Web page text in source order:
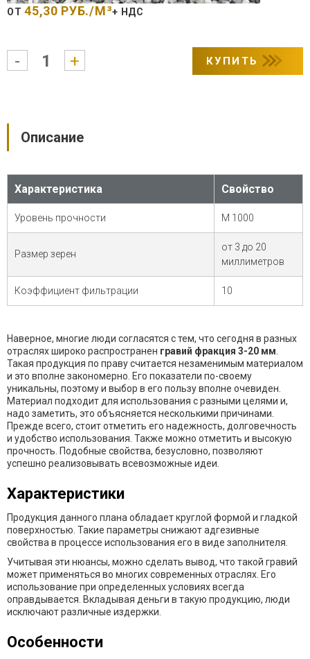
ОТ45,30 РУБ./М³+ НДС
-
Количество
товара
Гравий
+ КУПИТЬ
Описание
Характеристика Свойство
Уровень прочности М 1000
Размер зерен
от 3 до 20
миллиметров
Коэффициент фильтрации 10
Наверное, многие люди согласятся с тем, что сегодня в разных
отраслях широко распространен гравий фракция 3-20 мм
Такая продукция по праву считается незаменимым материалом
и это вполне закономерно. Его показатели по-своему
уникальны, поэтому и выбор в его пользу вполне очевиден.
Материал подходит для использования с разными целями и,
надо заметить, это объясняется несколькими причинами.
Прежде всего, стоит отметить его надежность, долговечность
и удобство использования. Также можно отметить и высокую
прочность. Подобные свойства, безусловно, позволяют
успешно реализовывать всевозможные идеи.
Характеристики
Продукция данного плана обладает круглой формой и гладкой
поверхностью. Такие параметры снижают адгезивные
свойства в процессе использования его в виде заполнителя.
Учитывая эти нюансы, можно сделать вывод, что такой гравий
может применяться во многих современных отраслях. Его
использование при определенных условиях всегда
оправдывается. Вкладывая деньги в такую продукцию, люди
исключают различные издержки.
Особенности